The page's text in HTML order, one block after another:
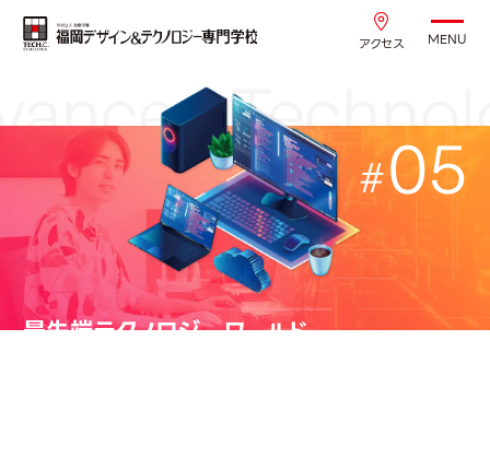
アクセス MENU
05
最先端テクノロジーワールド